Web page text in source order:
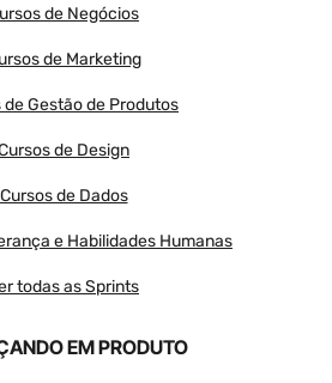
de Negócios
de Marketing
de Gestão de Produtos
de Design
Cursos de Dados
e Habilidades Humanas
todas as Sprints
EM PRODUTO